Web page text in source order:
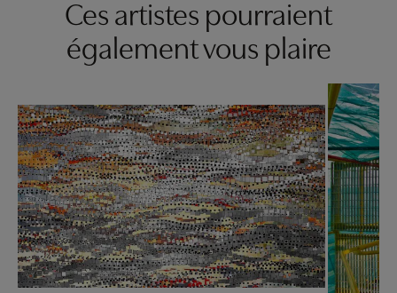
Ces artistes pourraient
également vous plaire